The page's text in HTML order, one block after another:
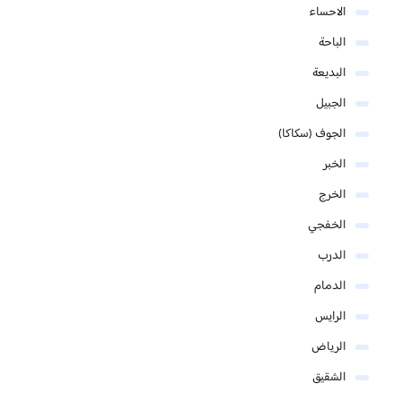
الاحساء
الباحة
البديعة
الجبيل
الجوف (سكاكا)
الخبر
الخرج
الخفجي
الدرب
الدمام
الرايس
الرياض
الشقيق